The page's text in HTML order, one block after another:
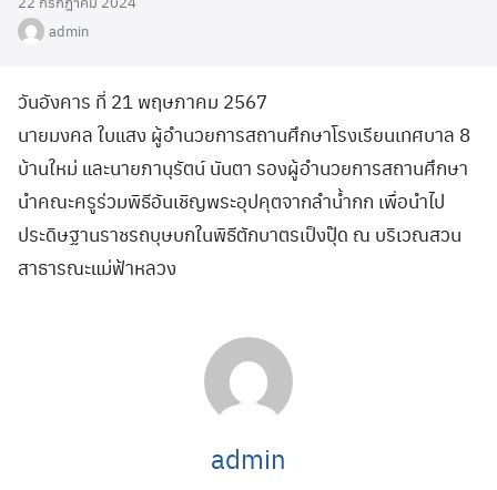
admin
วันอังคาร ที่ 21 พฤษภาคม 2567
นายมงคล ใบแสง ผู้อำนวยการสถานศึกษาโรงเรียนเทศบาล 8
บ้านใหม่ และนายภานุรัตน์ นันตา รองผู้อำนวยการสถานศึกษา
นำคณะครูร่วมพิธีอันเชิญพระอุปคุตจากลำน้ำกก เพื่อนำไป
ประดิษฐานราชรถบุษบกในพิธีตักบาตรเป็งปุ๊ด ณ บริเวณสวน
สาธารณะแม่ฟ้าหลวง
admin